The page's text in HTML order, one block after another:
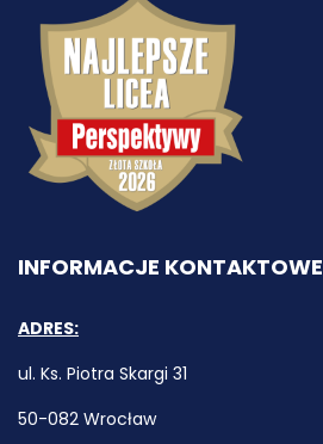
INFORMACJE KONTAKTOWE
ADRES:
ul. Ks. Piotra Skargi 31
50-082 Wrocław